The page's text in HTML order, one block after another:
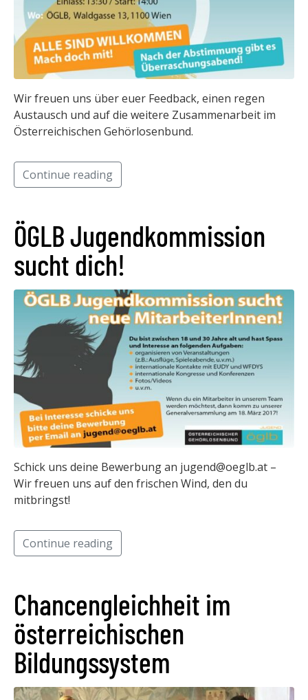
Wir freuen uns über euer Feedback, einen regen
Austausch und auf die weitere Zusammenarbeit im
Österreichischen Gehörlosenbund.
Continue reading
ÖGLB Jugendkommission
sucht dich!
Schick uns deine Bewerbung an jugend@oeglb.at –
Wir freuen uns auf den frischen Wind, den du
mitbringst!
Continue reading
Chancengleichheit im
österreichischen
Bildungssystem